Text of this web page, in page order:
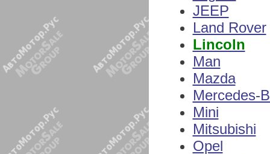
JEEP
Land Rover
Lincoln
Man
Mazda
Mercedes-
Mini
Mitsubishi
Opel